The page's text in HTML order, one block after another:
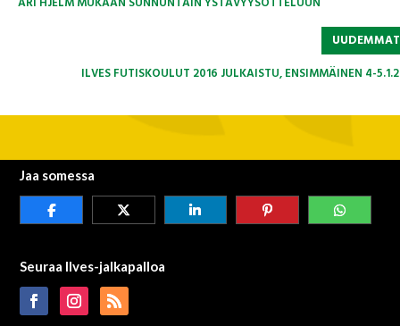
ILVES FUTISKOULUT 2016 JULKAISTU, ENSIMMÄINEN 4-
Jaa somessa
Seuraa Ilves-jalkapalloa